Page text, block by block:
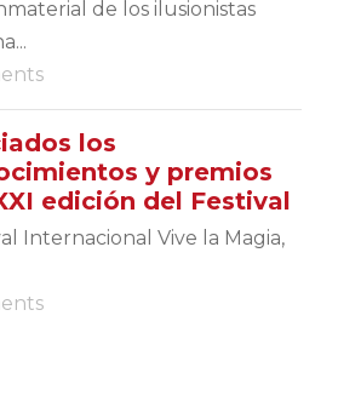
de los ilusionistas
los
y premios
edición del Festival
Internacional Vive la Magia,